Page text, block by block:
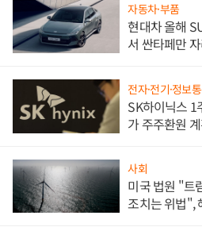
자동차·부품
현대차 올해
서 싼타페만
전자·전기·정보
SK하이닉스 1
가 주주환원
사회
미국 법원 "트
조치는 위법",